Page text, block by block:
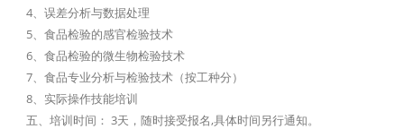
4、误差分析与数据处理
5、食品检验的感官检验技术
6、食品检验的微生物检验技术
7、食品专业分析与检验技术（按工种分）
8、实际操作技能培训
五、培训时间： 3天，随时接受报名,具体时间另行通知。